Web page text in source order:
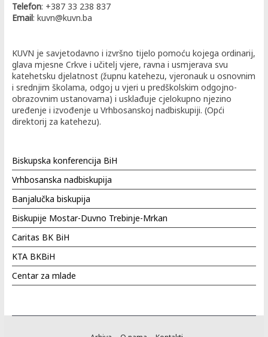
Telefon: +387 33 238 837
Email: kuvn@kuvn.ba
KUVN je savjetodavno i izvršno tijelo pomoću kojega ordinarij,
glava mjesne Crkve i učitelj vjere, ravna i usmjerava svu
katehetsku djelatnost (župnu katehezu, vjeronauk u osnovnim
i srednjim školama, odgoj u vjeri u predškolskim odgojno-
obrazovnim ustanovama) i usklađuje cjelokupno njezino
uređenje i izvođenje u Vrhbosanskoj nadbiskupiji. (Opći
direktorij za katehezu).
Biskupska konferencija BiH
Vrhbosanska nadbiskupija
Banjalučka biskupija
Biskupije Mostar-Duvno Trebinje-Mrkan
Caritas BK BiH
KTA BKBiH
Centar za mlade